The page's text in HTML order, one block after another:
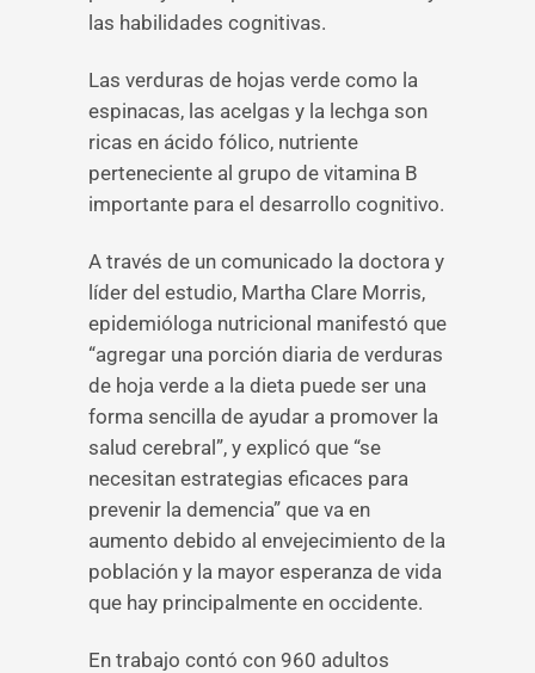
las habilidades cognitivas.
Las verduras de hojas verde como la
espinacas, las acelgas y la lechga son
ricas en ácido fólico, nutriente
perteneciente al grupo de vitamina B
importante para el desarrollo cognitivo.
A través de un comunicado la doctora y
líder del estudio, Martha Clare Morris,
epidemióloga nutricional manifestó que
“agregar una porción diaria de verduras
de hoja verde a la dieta puede ser una
forma sencilla de ayudar a promover la
salud cerebral”, y explicó que “se
necesitan estrategias eficaces para
prevenir la demencia” que va en
aumento debido al envejecimiento de la
población y la mayor esperanza de vida
que hay principalmente en occidente.
En trabajo contó con 960 adultos